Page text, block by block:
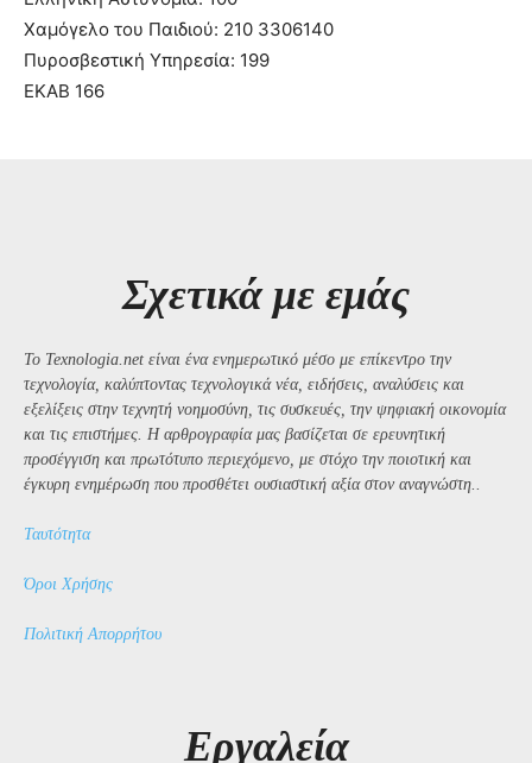
Χαμόγελο του Παιδιού: 210 3306140
Πυροσβεστική Υπηρεσία: 199
ΕΚΑΒ 166
Σχετικά με εμάς
Το Texnologia.net είναι ένα ενημερωτικό μέσο με επίκεντρο την
τεχνολογία, καλύπτοντας τεχνολογικά νέα, ειδήσεις, αναλύσεις και
εξελίξεις στην τεχνητή νοημοσύνη, τις συσκευές, την ψηφιακή οικονομία
και τις επιστήμες. Η αρθρογραφία μας βασίζεται σε ερευνητική
προσέγγιση και πρωτότυπο περιεχόμενο, με στόχο την ποιοτική και
έγκυρη ενημέρωση που προσθέτει ουσιαστική αξία στον αναγνώστη..
Ταυτότητα
Όροι Χρήσης
Πολιτική Απορρήτου
Εργαλεία